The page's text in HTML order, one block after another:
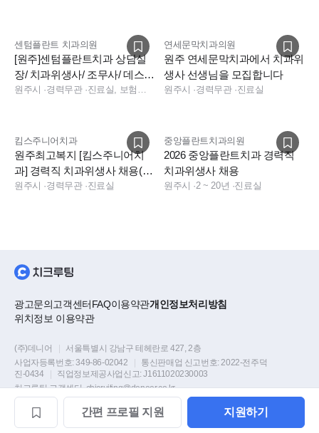
지원하기
간편 프로필 지원
센텀플란트 치과의원
[원주]센텀플란트치과 상담실
장/ 치과위생사/ 조무사/ 데스크
직원 모집합니다.
원주시 ·경력무관· 진료실, 보험청구, 데스크, 상담, 데스크, 상담, 보험청구, 실장
연세문막치과의원
원주 연세문막치과에서 치과위
생사 선생님을 모집합니다
원주시 ·경력무관·진료실
킴스주니어치과
원주최고복지 [킴스주니어치
과] 경력직 치과위생사 채용(2
년차~8년차)
원주시 ·경력무관·진료실
중앙플란트치과의원
2026 중앙플란트치과 경력직
치과위생사 채용
원주시 ·2 ~ 20년 ·진료실
광고문의고객센터FAQ이용약관개인정보처리방침
위치정보 이용약관
(주)데니어
서울특별시 강남구 테헤란로 427, 2층
사업자등록번호:349-86-02042 통신판매업 신고번호:2022-전주덕
진-0434
직업정보제공사업신고:J1611020230003
치크루팅 고객센터chicruiting@deneer.co.kr
Copyright © DENEER Corp. all rights reserved.